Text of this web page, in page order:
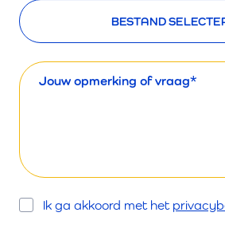
Bestanden uploaden
BESTAND
Bericht
Ik ga akkoord met het